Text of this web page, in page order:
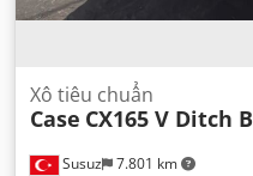
Susuz 7.801 km
Xô tiêu chuẩn
Case CX165 V Ditch